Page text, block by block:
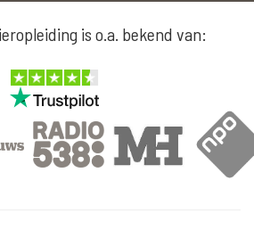
is o.a. bekend van: